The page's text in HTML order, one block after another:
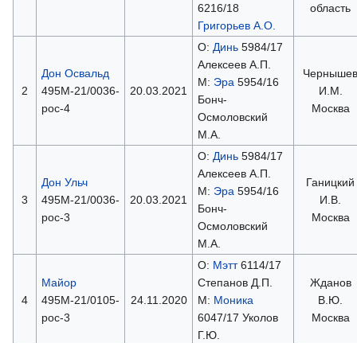
6216/18
Григорьев А.О.
область
2
Дон Освальд
495М-21/0036-
рос-4
20.03.2021
О: Динь5984/17
Алексеев А.П.
М: Эра 5954/16
Бонч-
Осмоловский
М.А.
Чернышев
И.М.
Москва
3
Дон Ульч
495М-21/0036-
рос-3
20.03.2021
О: Динь5984/17
Алексеев А.П.
М: Эра 5954/16
Бонч-
Осмоловский
М.А.
Ганицкий
И.В.
Москва
4
Майор
495М-21/0105-
рос-3
24.11.2020
О: Мэтт6114/17
Степанов Д.П.
М: Моника
6047/17 Уколов
Г.Ю.
Жданов
В.Ю.
Москва